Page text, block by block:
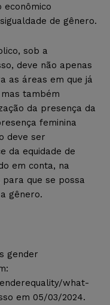
econômico
de gênero.
sob a
deve não apenas
as áreas em que já
também
da presença da
feminina
deve ser
da equidade de
em conta, na
que se possa
gênero.
gender
what-
em 05/03/2024.